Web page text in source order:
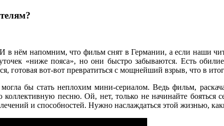
в нём напомним, что фильм снят в Германии, а если наши
«ниже пояса», но они быстро забываются. Есть
готовая вот-вот превратиться с мощнейший взрыв, что в
бы стать неплохим мини-сериалом. Ведь фильм,
песню. Ой, нет, только не начинайте
и способностей. Нужно наслаждаться этой жизнью,